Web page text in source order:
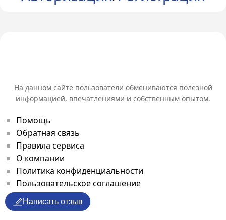
На данном сайте пользователи обмениваются полезной
информацией, впечатлениями и собственным опытом.
Помощь
Обратная связь
Правила сервиса
О компании
Политика конфиденциальности
Пользовательское соглашение
Написать отзыв